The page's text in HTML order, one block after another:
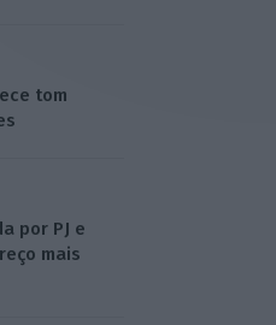
tom
por PJ e
mais